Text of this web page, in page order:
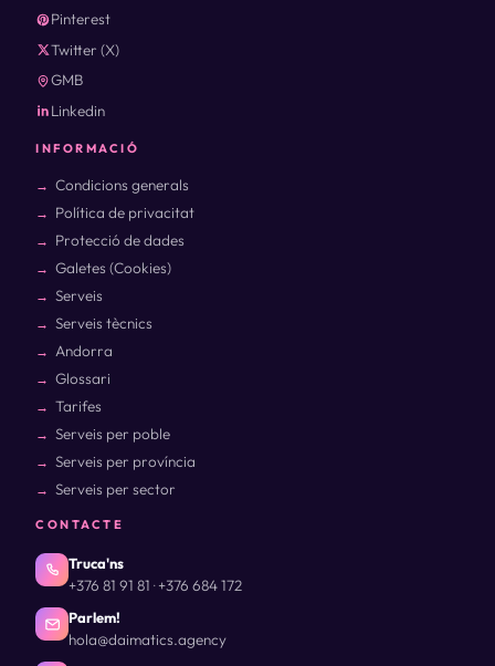
Pinterest
Twitter (X)
GMB
Linkedin
INFORMACIÓ
Condicions generals
Política de privacitat
Protecció de dades
Galetes (Cookies)
Serveis
Serveis tècnics
Andorra
Glossari
Tarifes
Serveis per poble
Serveis per província
Serveis per sector
CONTACTE
Truca'ns
+376 81 91 81 ·+376 684 172
Parlem!
hola@daimatics.agency